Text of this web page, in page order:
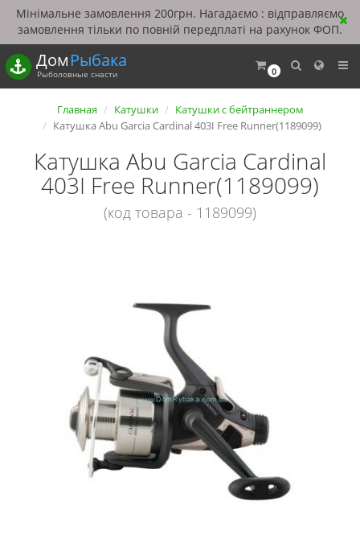
Мінімальне замовлення 200грн. Нагадаємо : відправляємо
замовлення тільки по повній передплаті на рахунок ФОП.
0
ДомРыбака
Рыболовные снасти
Главная Катушки
Катушки с бейтраннером
Катушка Abu Garcia Cardinal 403I Free Runner(1189099)
Катушка Abu Garcia Cardinal
403I Free Runner(1189099)
(код товара - 1189099)